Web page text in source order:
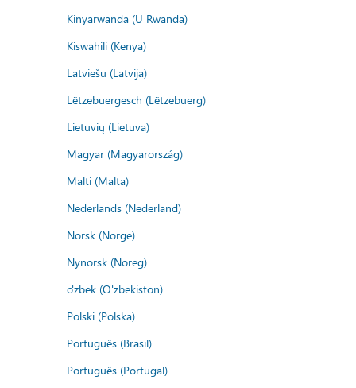
Kinyarwanda (U Rwanda)
Kiswahili (Kenya)
Latviešu (Latvija)
Lëtzebuergesch (Lëtzebuerg)
Lietuvių (Lietuva)
Magyar (Magyarország)
Malti (Malta)
Nederlands (Nederland)
Norsk (Norge)
Nynorsk (Noreg)
o'zbek (O'zbekiston)
Polski (Polska)
Português (Brasil)
Português (Portugal)